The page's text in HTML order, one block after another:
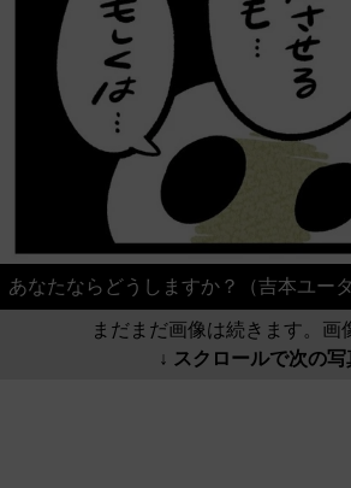
あなたならどうしますか？（吉本ユー
まだまだ画像は続きます。画
↓ スクロールで次の写